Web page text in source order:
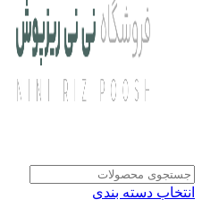
انتخاب دسته بندی